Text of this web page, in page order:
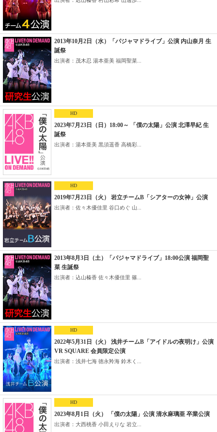
2013年10月2日（水）「パジャマドライブ」公演 内山奈月 生
誕祭
出演者：茂木忍 湯本亜美 福岡聖菜...
HD
2023年7月23日（日）18:00～ 「僕の太陽」公演 北澤早紀 生
誕祭
出演者：湯本亜美 黒須遥香 高橋彩...
HD
2019年7月23日（火） 岩立チームB「シアターの女神」公演
出演者：佐々木優佳里 谷口めぐ 山...
2013年8月3日（土）「パジャマドライブ」18:00公演 福岡聖
菜 生誕祭
出演者：込山榛香 佐々木優佳里 篠...
HD
2022年5月31日（火） 浅井チームB「アイドルの夜明け」公演
VR SQUARE 会員限定公演
出演者：浅井七海 徳永羚海 鈴木く...
HD
2023年8月1日（火） 「僕の太陽」公演 清水麻璃亜 卒業公演
出演者：大西桃香 小田えりな 岩立...